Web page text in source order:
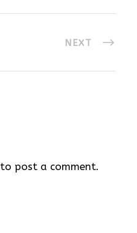
NEXT
to post a comment.